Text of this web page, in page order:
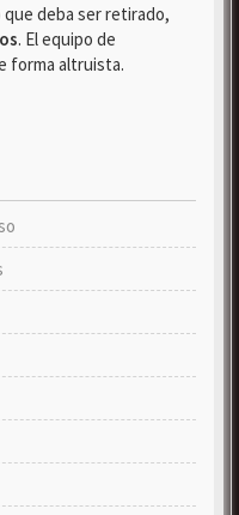
deba ser retirado,
. El equipo de
forma altruista.